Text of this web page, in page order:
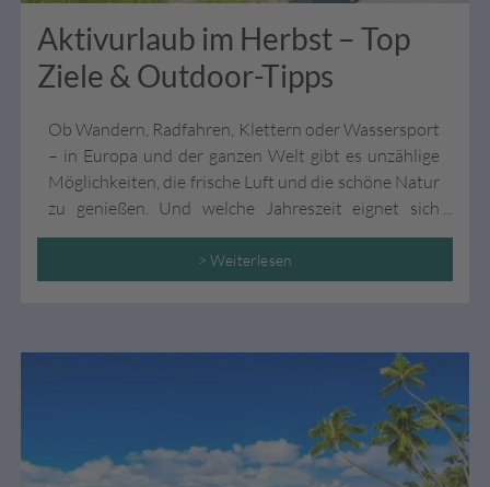
Aktivurlaub im Herbst – Top
Ziele & Outdoor-Tipps
Ob Wandern, Radfahren, Klettern oder Wassersport
– in Europa und der ganzen Welt gibt es unzählige
Möglichkeiten, die frische Luft und die schöne Natur
zu genießen. Und welche Jahreszeit eignet sich
hierfür besser als der wundervolle Herbst?
> Weiterlesen